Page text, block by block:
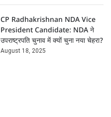
CP Radhakrishnan NDA Vice
President Candidate: NDA ने
उपराष्ट्रपति चुनाव में क्यों चुना नया चेहरा?
August 18, 2025